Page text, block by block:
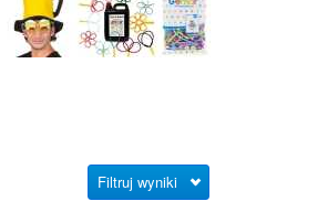
Filtruj wyniki